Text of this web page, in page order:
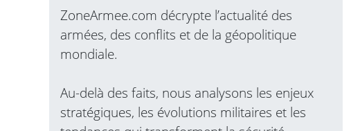
ZoneArmee.com décrypte l’actualité des
armées, des conflits et de la géopolitique
mondiale.
Au-delà des faits, nous analysons les enjeux
stratégiques, les évolutions militaires et les